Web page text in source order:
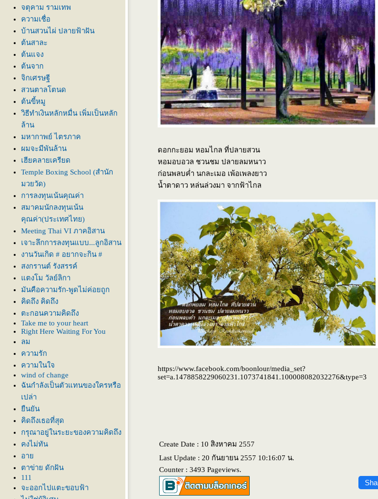
จตุคาม รามเทพ
ความเชื่อ
บ้านสวนไผ่ ปลายฟ้าฝัน
ต้นสาละ
ต้นแจง
ต้นจาก
จิกเศรษฐี
สวนตาลโตนด
ต้นขี้หมู
วิธีทำเงินหลักหมื่น เพิ่มเป็นหลัก
ล้าน
มหากาพย์ ไตรภาค
ผมจะมีพันล้าน
เฮียคลายเครียด
Temple Boxing School (สำนัก
มวยวัด)
การลงทุนเน้นคุณค่า
สมาคมนักลงทุนเน้น
คุณค่า(ประเทศไทย)
Meeting Thai VI ภาคอิสาน
เจาะลึกการลงทุนแบบ...ลูกอิสาน
งานวันเกิด # อยากจะกิน #
สงกรานต์ รังสรรค์
ตงโม วัลย์ลิกา
มันคือความรัก-พูดไม่ค่อยถูก
คิดถึง คิดถึง
ตะกอนความคิดถึง
Take me to your heart
Right Here Waiting For You
ลม
ความรัก
ความในใจ
wind of change
ฉันกำลังเป็นตัวแทนของใครหรือ
เปล่า
ืนยัน
คิดถึงเธอที่สุด
กรุณาอยู่ในระยะของความคิดถึง
คงไม่ทัน
อา
ตาข่าย ดักฝัน
111
จะออกไปแตะขอบฟ้า
ดอกกะยอม หอมไกล ที่ปลายสวน
หอมอบอวล ชวนชม ปลายลมหนาว
ก่อนพลบค่ำ นกละเมอ เพ้อเพลงยาว
น้ำตาดาว หล่นล่วงมา จากฟ้าไกล
https://www.facebook.com/boonlour/media_set?
set=a.1478858229060231.1073741841.100008082032276&type=3
Create Date : 10 สิงหาคม 2557
Last Update : 20 กันยายน 2557 10:16:07 น.
Counter : 3493 Pageviews.